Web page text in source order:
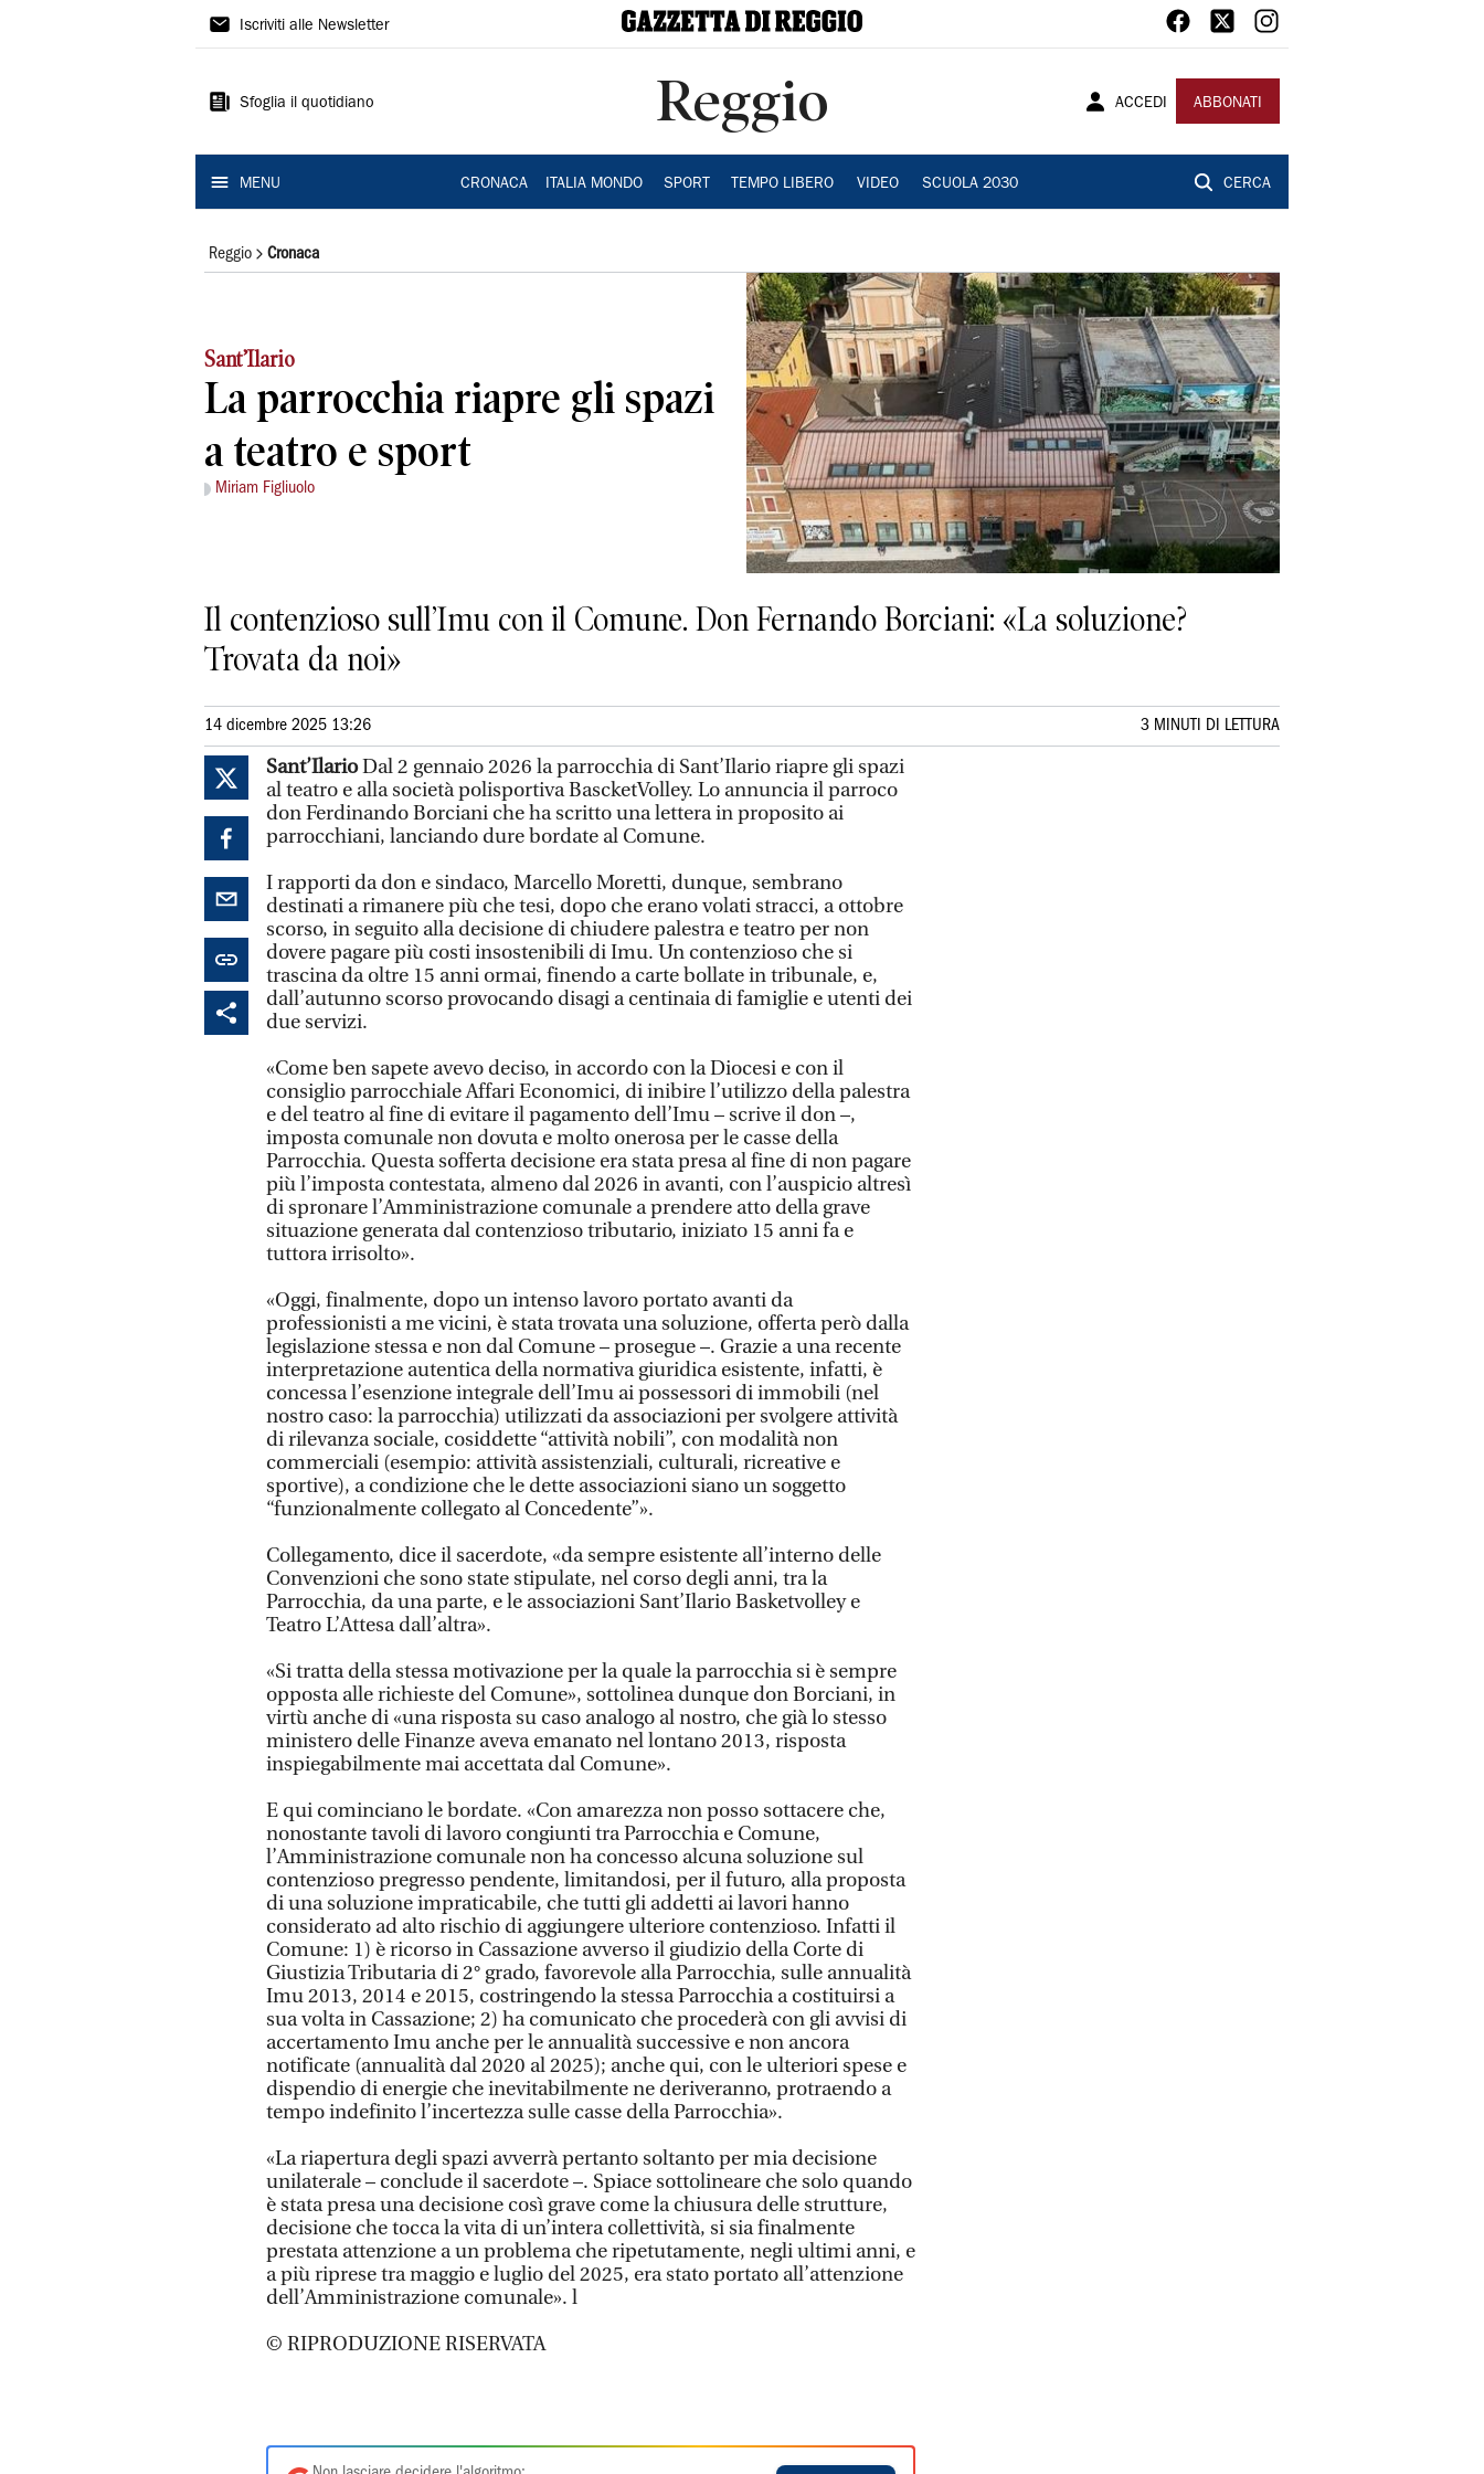
Gazzetta
Reggio
Iscriviti alle Newsletter
Sfoglia il quotidiano Reggio ACCEDI ABBONATI
MENU CRONACA ITALIA MONDO SPORT TEMPO LIBERO VIDEO SCUOLA 2030 CERCA
Reggio Cronaca
Sant’Ilario
La parrocchia riapre gli spazi
a teatro e sport
Miriam Figliuolo
Il contenzioso sull’Imu con il Comune. Don Fernando Borciani: «La soluzione?
Trovata da noi»
14 dicembre 2025 13:26 3 MINUTI DI LETTURA
Sant’IlarioDal 2 gennaio 2026 la parrocchia di Sant’Ilario riapre gli spazi
al teatro e alla società polisportiva BascketVolley. Lo annuncia il parroco
don Ferdinando Borciani che ha scritto una lettera in proposito ai
parrocchiani, lanciando dure bordate al Comune.
I rapporti da don e sindaco, Marcello Moretti, dunque, sembrano
destinati a rimanere più che tesi, dopo che erano volati stracci, a ottobre
scorso, in seguito alla decisione di chiudere palestra e teatro per non
dovere pagare più costi insostenibili di Imu. Un contenzioso che si
trascina da oltre 15 anni ormai, finendo a carte bollate in tribunale, e,
dall’autunno scorso provocando disagi a centinaia di famiglie e utenti dei
due servizi.
«Come ben sapete avevo deciso, in accordo con la Diocesi e con il
consiglio parrocchiale Affari Economici, di inibire l’utilizzo della palestra
e del teatro al fine di evitare il pagamento dell’Imu – scrive il don –,
imposta comunale non dovuta e molto onerosa per le casse della
Parrocchia. Questa sofferta decisione era stata presa al fine di non pagare
più l’imposta contestata, almeno dal 2026 in avanti, con l’auspicio altresì
di spronare l’Amministrazione comunale a prendere atto della grave
situazione generata dal contenzioso tributario, iniziato 15 anni fa e
tuttora irrisolto».
«Oggi, finalmente, dopo un intenso lavoro portato avanti da
professionisti a me vicini, è stata trovata una soluzione, offerta però dalla
legislazione stessa e non dal Comune – prosegue –. Grazie a una recente
interpretazione autentica della normativa giuridica esistente, infatti, è
concessa l’esenzione integrale dell’Imu ai possessori di immobili (nel
nostro caso: la parrocchia) utilizzati da associazioni per svolgere attività
di rilevanza sociale, cosiddette “attività nobili”, con modalità non
commerciali (esempio: attività assistenziali, culturali, ricreative e
sportive), a condizione che le dette associazioni siano un soggetto
“funzionalmente collegato al Concedente”».
Collegamento, dice il sacerdote, «da sempre esistente all’interno delle
Convenzioni che sono state stipulate, nel corso degli anni, tra la
Parrocchia, da una parte, e le associazioni Sant’Ilario Basketvolley e
Teatro L’Attesa dall’altra».
«Si tratta della stessa motivazione per la quale la parrocchia si è sempre
opposta alle richieste del Comune», sottolinea dunque don Borciani, in
virtù anche di «una risposta su caso analogo al nostro, che già lo stesso
ministero delle Finanze aveva emanato nel lontano 2013, risposta
inspiegabilmente mai accettata dal Comune».
E qui cominciano le bordate. «Con amarezza non posso sottacere che,
nonostante tavoli di lavoro congiunti tra Parrocchia e Comune,
l’Amministrazione comunale non ha concesso alcuna soluzione sul
contenzioso pregresso pendente, limitandosi, per il futuro, alla proposta
di una soluzione impraticabile, che tutti gli addetti ai lavori hanno
considerato ad alto rischio di aggiungere ulteriore contenzioso. Infatti il
Comune: 1) è ricorso in Cassazione avverso il giudizio della Corte di
Giustizia Tributaria di 2° grado, favorevole alla Parrocchia, sulle annualità
Imu 2013, 2014 e 2015, costringendo la stessa Parrocchia a costituirsi a
sua volta in Cassazione; 2) ha comunicato che procederà con gli avvisi di
accertamento Imu anche per le annualità successive e non ancora
notificate (annualità dal 2020 al 2025); anche qui, con le ulteriori spese e
dispendio di energie che inevitabilmente ne deriveranno, protraendo a
tempo indefinito l’incertezza sulle casse della Parrocchia».
«La riapertura degli spazi avverrà pertanto soltanto per mia decisione
unilaterale – conclude il sacerdote –. Spiace sottolineare che solo quando
è stata presa una decisione così grave come la chiusura delle strutture,
decisione che tocca la vita di un’intera collettività, si sia finalmente
prestata attenzione a un problema che ripetutamente, negli ultimi anni, e
a più riprese tra maggio e luglio del 2025, era stato portato all’attenzione
dell’Amministrazione comunale». l
© RIPRODUZIONE RISERVATA